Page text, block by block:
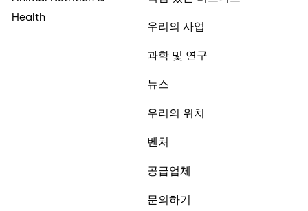
Health
우리의 사업
과학 및 연구
뉴스
우리의 위치
벤처
공급업체
문의하기